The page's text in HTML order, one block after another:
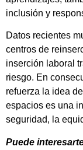
inclusión y
Datos recientes
centros de
inserción laboral
riesgo. En
refuerza la idea
espacios es una
seguridad, la
Puede